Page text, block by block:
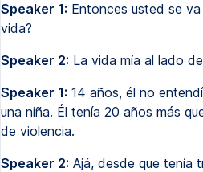
Speaker 1: Entonces usted se
vida?
Speaker 2: La vida mía al lado
Speaker 1: 14 años, él no
una niña. Él tenía 20 años más
de violencia.
Speaker 2: Ajá, desde que tenía